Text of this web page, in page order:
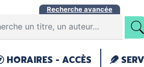
Aller
contenu
principal
Recherche avancée
HORAIRES - ACCÈS